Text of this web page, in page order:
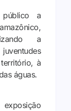
a
a
à
águas.